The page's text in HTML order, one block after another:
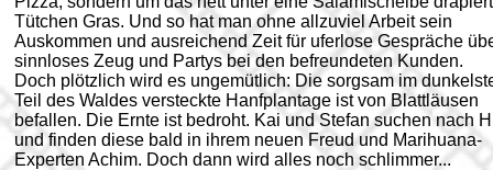
Tütchen Gras. Und so hat man ohne allzuviel Arbeit sein
Auskommen und ausreichend Zeit für uferlose Gespräche
sinnloses Zeug und Partys bei den befreundeten Kunden.
Doch plötzlich wird es ungemütlich: Die sorgsam im
Teil des Waldes versteckte Hanfplantage ist von Blattläusen
befallen. Die Ernte ist bedroht. Kai und Stefan suchen nach
und finden diese bald in ihrem neuen Freud und Marihuana-
Experten Achim. Doch dann wird alles noch schlimmer...